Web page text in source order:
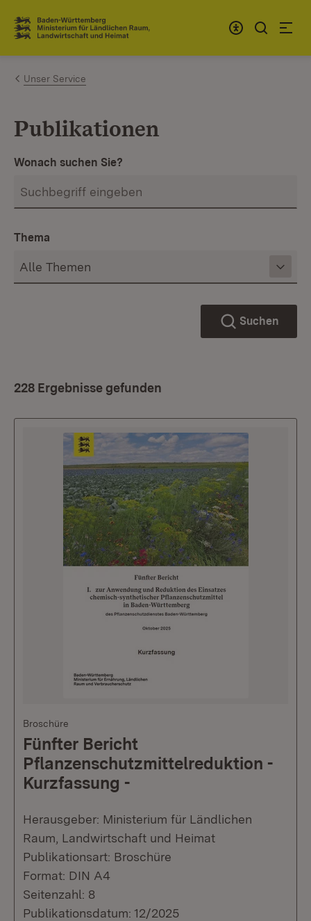
Zum Inhalt springen
Link zur Startseite
Unser Service
Publikationen
Wonach suchen Sie?
Thema
Suchen
228 Ergebnisse gefunden
Broschüre
Fünfter Bericht
Pflanzenschutzmittelreduktion -
Kurzfassung -
Herausgeber: Ministerium für Ländlichen
Raum, Landwirtschaft und Heimat
Publikationsart: Broschüre
Format: DIN A4
Seitenzahl: 8
Publikationsdatum: 12/2025